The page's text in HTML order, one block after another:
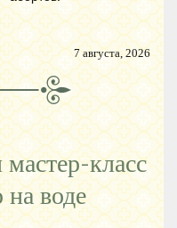
7 августа, 2026
класс
воде